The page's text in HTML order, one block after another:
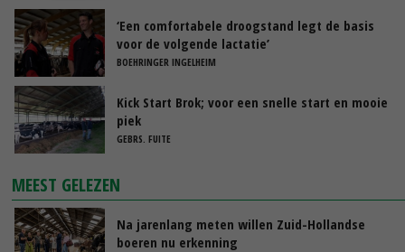
‘Een comfortabele droogstand legt de basis
voor de volgende lactatie’
BOEHRINGER INGELHEIM
Kick Start Brok; voor een snelle start en mooie
piek
GEBRS. FUITE
MEEST GELEZEN
Na jarenlang meten willen Zuid-Hollandse
boeren nu erkenning